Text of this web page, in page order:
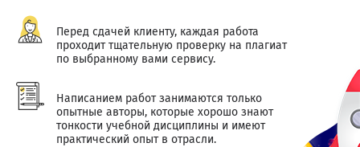
Перед сдачей клиенту, каждая работа
проходит тщательную проверку на плагиат
по выбранному вами сервису.
Написанием работ занимаются только
опытные авторы, которые хорошо знают
тонкости учебной дисциплины и имеют
практический опыт в отрасли.